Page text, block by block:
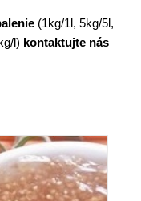
(1kg/1l, 5kg/5l,
l) kontaktujte nás